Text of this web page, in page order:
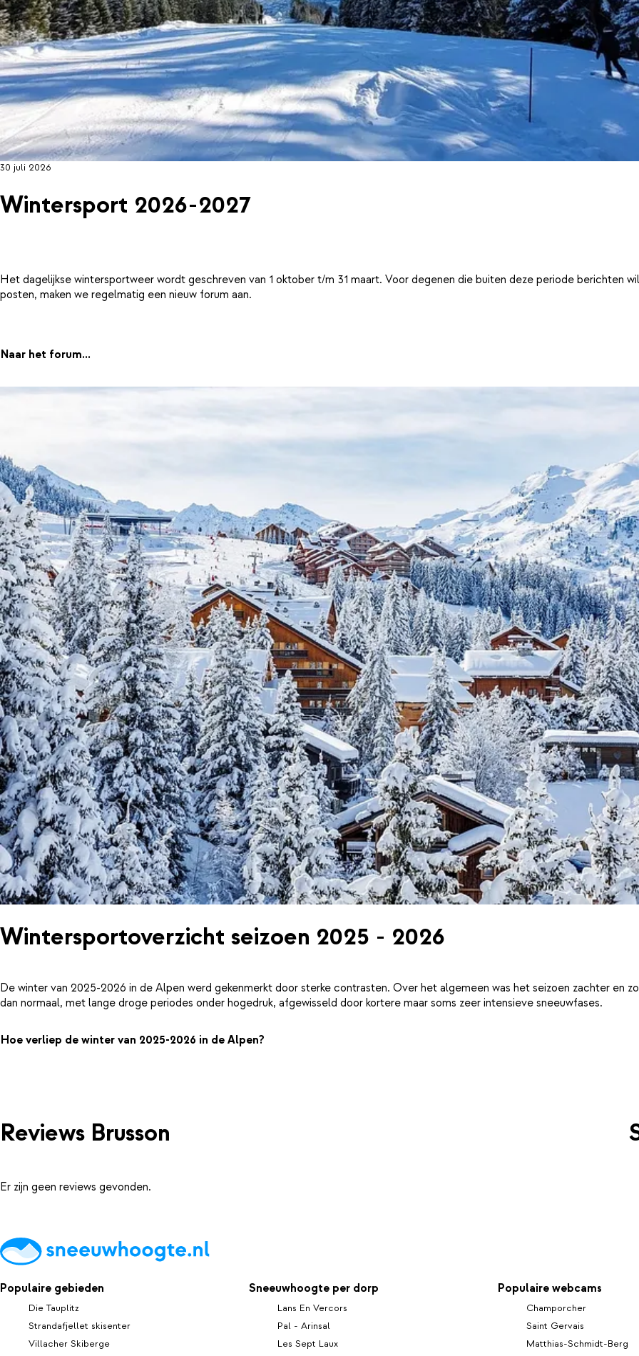
30 juli 2026
Wintersport 2026-2027
Het dagelijkse wintersportweer wordt geschreven van 1 oktober t/m 31 maart. Voor degenen die buiten deze periode berichten
posten, maken we regelmatig een nieuw forum aan.
Naar het forum...
Wintersportoverzicht seizoen 2025 - 2026
De winter van 2025-2026 in de Alpen werd gekenmerkt door sterke contrasten. Over het algemeen was het seizoen zachter en
dan normaal, met lange droge periodes onder hogedruk, afgewisseld door kortere maar soms zeer intensieve sneeuwfases.
Hoe verliep de winter van 2025-2026 in de Alpen?
Reviews Brusson
Er zijn geen reviews gevonden.
Populaire gebieden
Die Tauplitz
Strandafjellet skisenter
Villacher Skiberge
Sneeuwhoogte per dorp
Lans En Vercors
Pal - Arinsal
Les Sept Laux
Populaire webcams
Champorcher
Saint Gervais
Matthias-Schmidt-Berg